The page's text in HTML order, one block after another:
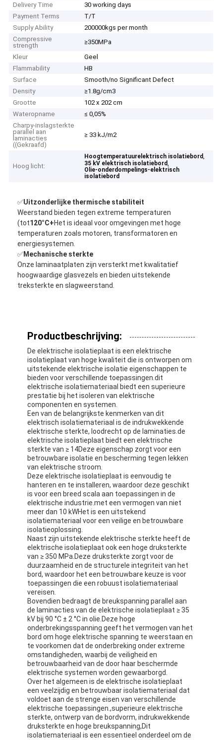
Huis
Producten
Ongeveer ons
Delivery Time
30 working days
Payment Terms
T/T
Supply Ability
200000kgs per month
Compressive
strength
≥350MPa
Kleur
Geel
Flammability
HB
Surface
Smooth/no Significant Defect
Density
≥1.8g/cm3
Grootte
102 x 202 cm
Wateropname
≤ 0,05%
Charpy-inslagsterkte
parallel aan
laminacties
((Gekraafd)
≥ 33 kJ/m2
Hoog licht:
Hoogtemperatuurelektrisch isolatiebord,
35 kV elektrisch isolatiebord,
Olie-onderdompelings-elektrisch
isolatiebord
✅Uitzonderlijke thermische stabiliteit
Weerstand bieden tegen extreme temperaturen
(tot1 20°C+Het is ideaal voor omgevingen met hoge
temperaturen zoals motoren, transformatoren en
energiesystemen.
✅Mechanische sterkte
Onze laminaatplaten zijn versterkt met kwalitatief
hoogwaardige glasvezels en bieden uitstekende
treksterkte en slagweerstand.
Productbeschrijving:
De elektrische isolatieplaat is een elektrische
isolatieplaat van hoge kwaliteit die is ontworpen om
uitstekende elektrische isolatie eigenschappen te
bieden voor verschillende toepassingen.dit
elektrische isolatiemateriaal biedt een superieure
prestatie bij het isoleren van elektrische
componenten en systemen.
Een van de belangrijkste kenmerken van dit
elektrisch isolatiemateriaal is de indrukwekkende
elektrische sterkte, loodrecht op de lamina­ties.de
elektrische isolatieplaat biedt een elektrische
sterkte van ≥ 14Deze eigenschap zorgt voor een
betrouwbare isolatie en bescherming tegen lekken
van elektrische stroom.
Deze elektrische isolatieplaat is eenvoudig te
hanteren en te installeren, waardoor deze geschikt
is voor een breed scala aan toepassingen in de
elektrische industrie.met een vermogen van niet
meer dan 10 kWHet is een uitstekend
isolatiemateriaal voor een veilige en betrouwbare
isolatieoplossing.
Naast zijn uitstekende elektrische sterkte heeft de
elektrische isolatieplaat ook een hoge druksterkte
van ≥ 350 MPa.Deze druksterkte zorgt voor de
duurzaamheid en de structurele integriteit van het
bord, waardoor het een betrouwbare keuze is voor
toepassingen die een robuust isolatiemateriaal
vereisen.
Bovendien bedraagt de breukspanning parallel aan
de laminacties van de elektrische isolatieplaat ≥ 35
kV bij 90 °C ± 2 °C in olie.Deze hoge
onderbrekingsspanning geeft het vermogen van het
bord om hoge elektrische spanning te weerstaan en
te voorkomen dat de onderbreking onder extreme
omstandigheden, waarbij de veiligheid en
betrouwbaarheid van de door haar beschermde
elektrische systemen worden gewaarborgd.
Over het algemeen is de elektrische isolatieplaat
een veelzijdig en betrouwbaar isolatiemateriaal dat
voldoet aan de strenge eisen van verschillende
elektrische toepassingen.,superieure elektrische
sterkte, ontwerp van de bordvorm, indrukwekkende
druksterkte en hoge breukspanning,Dit
isolatiemateriaal is een essentieel onderdeel om de